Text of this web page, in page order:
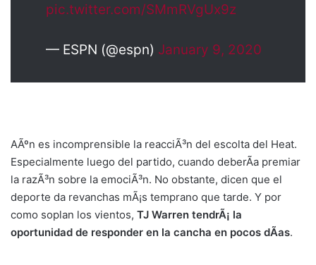
pic.twitter.com/SMmRVgUx9z
— ESPN (@espn) January 9, 2020
AÃºn es incomprensible la reacciÃ³n del escolta del Heat.
Especialmente luego del partido, cuando deberÃ­a premiar
la razÃ³n sobre la emociÃ³n. No obstante, dicen que el
deporte da revanchas mÃ¡s temprano que tarde. Y por
como soplan los vientos, TJ Warren tendrÃ¡ la
oportunidad de responder en la cancha en pocos dÃ­as.